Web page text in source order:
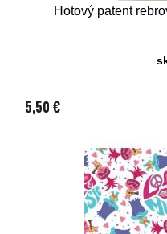
Hotový patent
5,50 €